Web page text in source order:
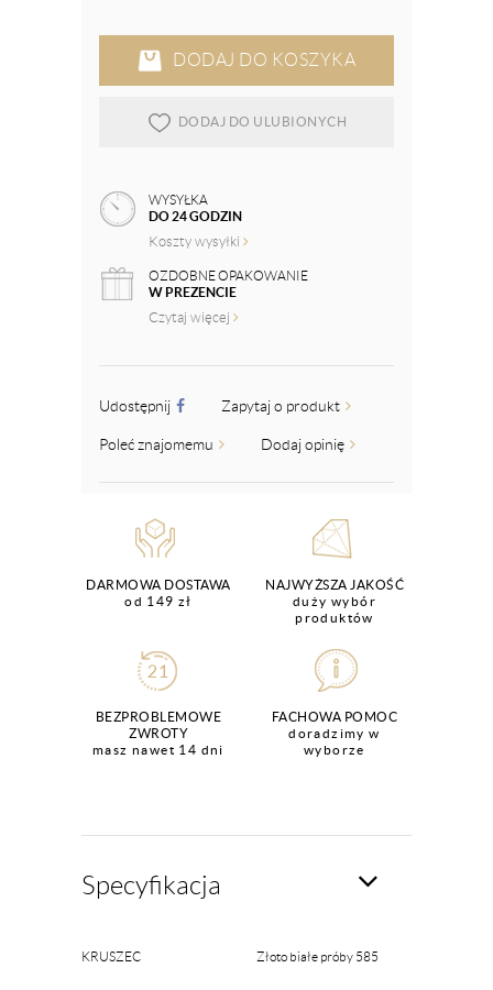
DODAJ DO KOSZYKA
DODAJ DO ULUBIONYCH
WYSYŁKA
DO 24 GODZIN
Koszty wysyłki
OZDOBNE OPAKOWANIE
W PREZENCIE
Czytaj więcej
Udostępnij Zapytaj o produkt
Poleć znajomemu Dodaj opinię
DARMOWA DOSTAWA
od 149 zł
NAJWYŻSZA JAKOŚĆ
duży wybór
produktów
BEZPROBLEMOWE
ZWROTY
masz nawet 14 dni
FACHOWA POMOC
doradzimy w
wyborze
Specyfikacja
KRUSZEC Złoto białe próby 585